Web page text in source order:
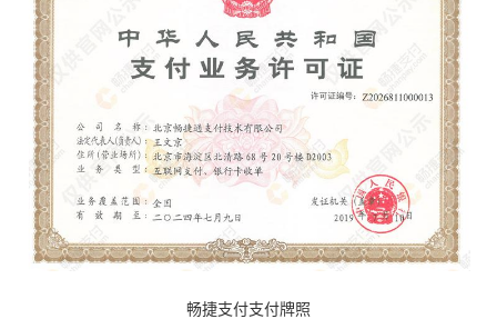
畅捷支付支付牌照